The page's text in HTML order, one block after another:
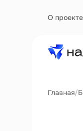
О проекте
Главная/